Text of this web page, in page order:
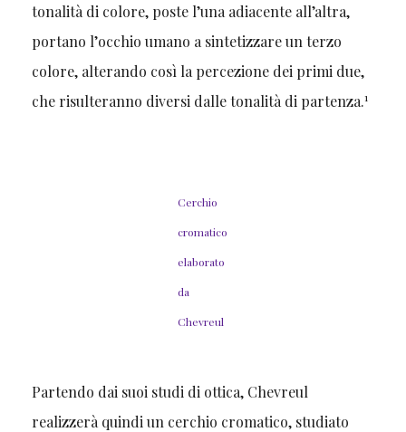
tonalità di colore, poste l’una adiacente all’altra,
portano l’occhio umano a sintetizzare un terzo
colore, alterando così la percezione dei primi due,
che risulteranno diversi dalle tonalità di partenza.1
Cerchio
cromatico
elaborato
da
Chevreul
Partendo dai suoi studi di ottica, Chevreul
realizzerà quindi un cerchio cromatico, studiato